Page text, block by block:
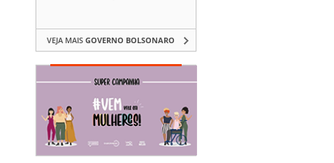
VEJA MAIS GOVERNO BOLSONARO